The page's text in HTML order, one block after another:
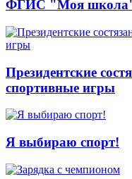
ФГИС "Моя
Президентские
спортивные игры
Я выбираю спорт!